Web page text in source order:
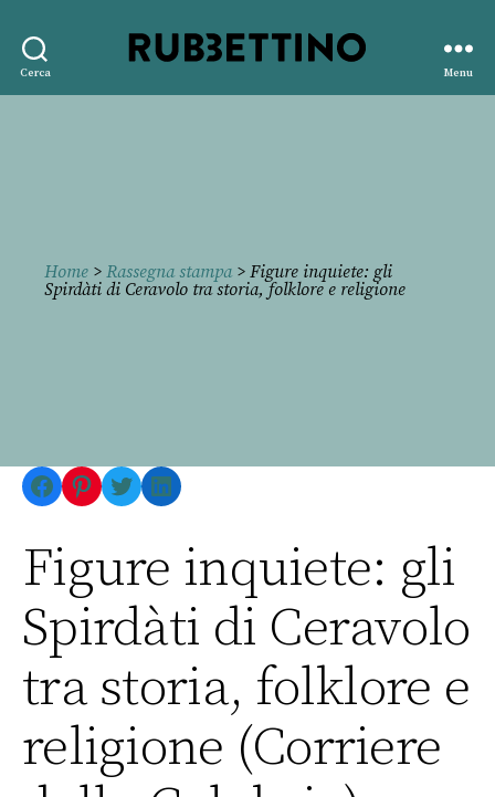
Cerca
editore
Menu
Home > Rassegna stampa> Figure inquiete: gli
Spirdàti di Ceravolo tra storia, folklore e religione
Facebook
Pinterest
TwitterLinkedIn
Figure inquiete: gli
Spirdàti di Ceravolo
tra storia, folklore e
religione (Corriere